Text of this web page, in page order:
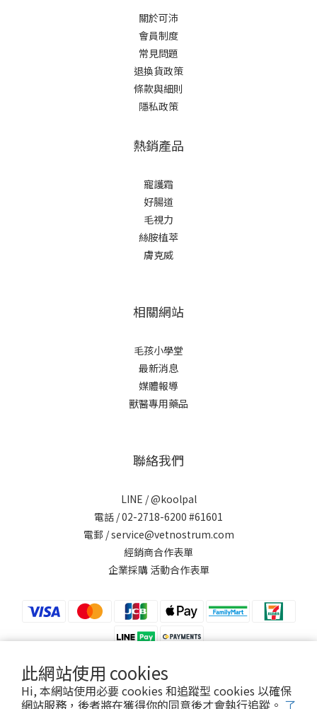
此網站使用 cookies
Hi, 本網站使用必要 cookies 和追蹤型 cookies 以確保
網站服務，後者將在獲得你的同意後才會執行追蹤。 了
關於可沛
會員制度
常見問題
退換貨政策
條款與細則
隱私政策
熱銷產品
寵護霜
好腸道
毛視力
絲胺植萃
膚克威
相關網站
毛孩小學堂
最新消息
媒體報導
獸醫專用藥品
聯絡我們
LINE /@koolpal
電話 / 02-2718-6200 #61601
電郵 / service@vetnostrum.com
經銷商合作表單
企業採購 活動合作表單
提醒您，可沛寵藥 Koolpal 不會以電話或簡訊方式通知變更付款方式。